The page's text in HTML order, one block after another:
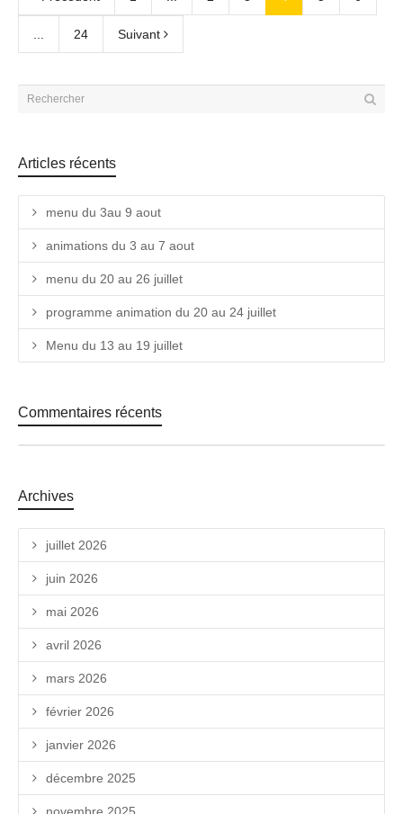
... 24 Suivant
Articles récents
menu du 3au 9 aout
animations du 3 au 7 aout
menu du 20 au 26 juillet
programme animation du 20 au 24 juillet
Menu du 13 au 19 juillet
Commentaires récents
Archives
juillet 2026
juin 2026
mai 2026
avril 2026
mars 2026
février 2026
janvier 2026
décembre 2025